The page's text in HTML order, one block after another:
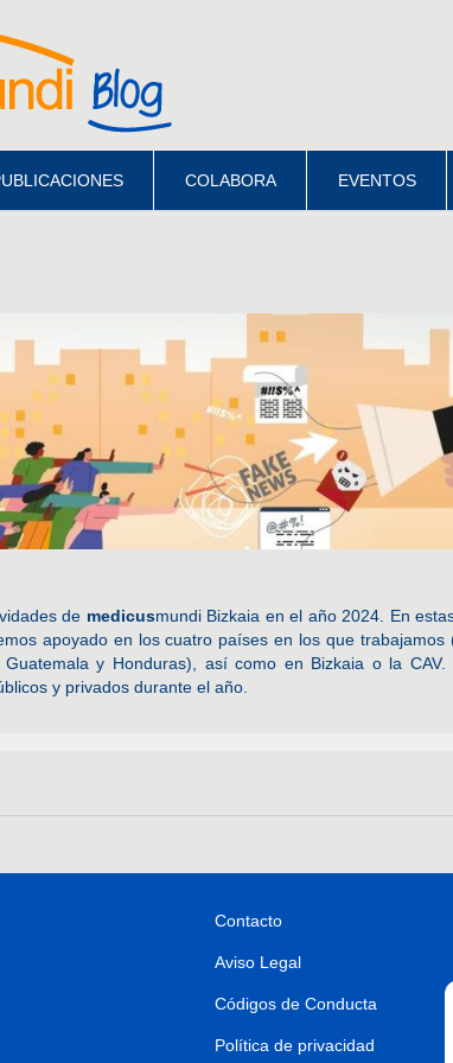
COLABORA EVENTOS
de medicusmundi Bizkaia en el año 2024. En
apoyado en los cuatro países en los que trabajamos
y Honduras), así como en Bizkaia o la CAV.
y privados durante el año.
Contacto
Aviso Legal
Códigos de Conducta
Política de privacidad